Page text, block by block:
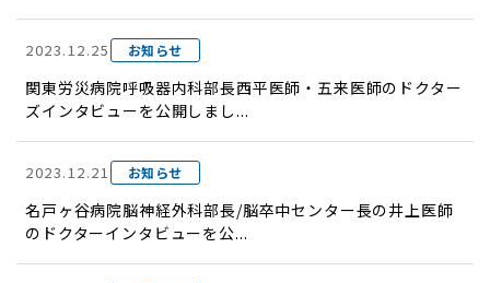
2023.12.25 お知らせ
関東労災病院呼吸器内科部長西平医師・五来医師のドクター
ズインタビューを公開しまし...
2023.12.21 お知らせ
名戸ヶ谷病院脳神経外科部長/脳卒中センター長の井上医師
のドクターインタビューを公...